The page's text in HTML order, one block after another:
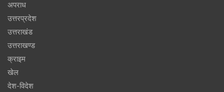
अपराध
उत्तरप्रदेश
उत्तराखंड
उत्तराखण्ड
क्राइम
खेल
देश-विदेश